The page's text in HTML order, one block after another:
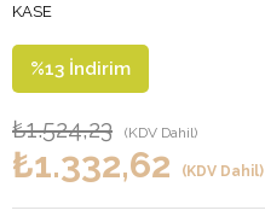
KASE
%13 İndirim
₺1.524,23 (KDV Dahil)
₺1.332,62 (KDV Dahil)